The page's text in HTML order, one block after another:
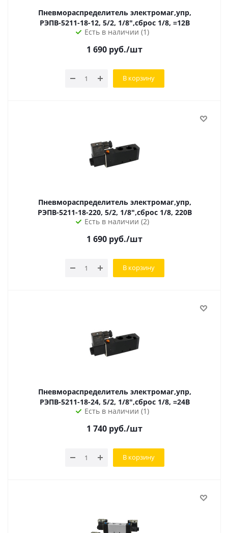
Пневмораспределитель электромаг,упр,
РЭПВ-5211-18-12, 5/2, 1/8",сброс 1/8, =12В
Есть в наличии (1)
1 690 руб./шт
В корзину
Пневмораспределитель электромаг,упр,
РЭПВ-5211-18-220, 5/2, 1/8",сброс 1/8, 220В
Есть в наличии (2)
1 690 руб./шт
В корзину
Пневмораспределитель электромаг,упр,
РЭПВ-5211-18-24, 5/2, 1/8",сброс 1/8, =24В
Есть в наличии (1)
1 740 руб./шт
В корзину